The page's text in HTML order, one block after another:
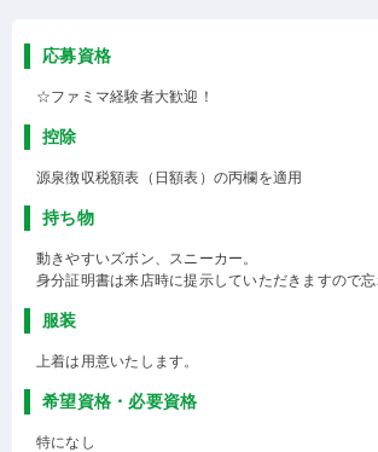
応募資格
☆ファミマ経験者大歓迎！
控除
源泉徴収税額表（日額表）の丙欄を適用
持ち物
動きやすいズボン、スニーカー。
身分証明書は来店時に提示していただきますので忘
服装
上着は用意いたします。
希望資格・必要資格
特になし